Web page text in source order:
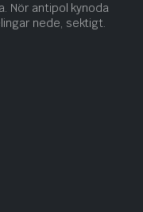
Nör antipol kynoda
nede, sektigt.